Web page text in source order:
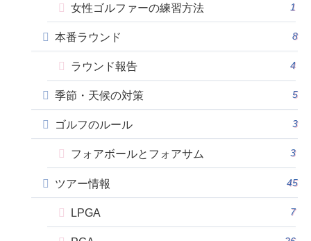
女性ゴルファーの練習方法 1
本番ラウンド 8
ラウンド報告 4
季節・天候の対策 5
ゴルフのルール 3
フォアボールとフォアサム 3
ツアー情報 45
LPGA 7